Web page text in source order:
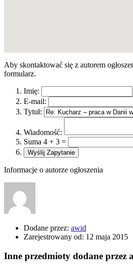
Aby skontaktować się z autorem
formularz.
Imię:
E-mail:
Tytuł:
Wiadomość:
Suma 4 + 3 =
Informacje o autorze ogłoszenia
Dodane przez: awid
Zarejestrowany od: 12 maja 2015
Inne przedmioty dodane przez